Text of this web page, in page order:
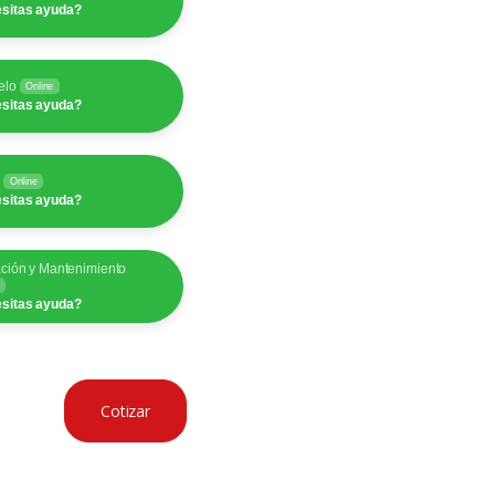
ayuda?
Online
ayuda?
Online
ayuda?
y Mantenimiento
ayuda?
Cotizar